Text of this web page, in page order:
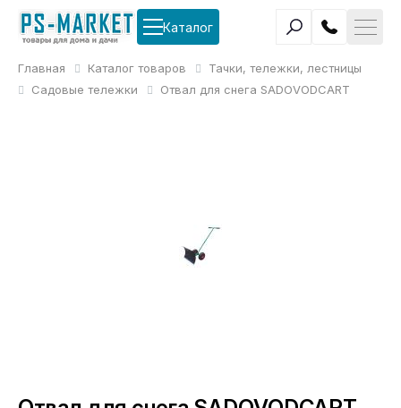
Каталог
Главная Каталог товаров
Тачки, тележки, лестницы
Садовые тележки
Отвал для снега SADOVODCART